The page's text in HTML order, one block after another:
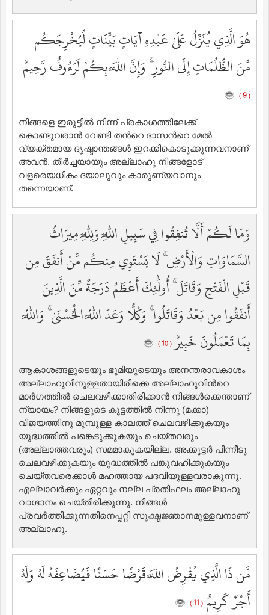
هُوَ الَّذِي يُنَزِّلُ عَلَىٰ عَبْدِهِ آيَاتٍ بَيِّنَاتٍ لِّيُخْرِجَكُم
مِّنَ الظُّلُمَاتِ إِلَى النُّورِ ۚ وَإِنَّ اللَّهَ بِكُمْ لَرَءُوفٌ رَّحِيمٌ
( 9 )
നിങ്ങളെ ഇരുട്ടില്‍ നിന്ന് പ്രകാശത്തിലേക്ക്
കൊണ്ടുവരാന്‍ വേണ്ടി തന്‍റെ ദാസന്‍റെ മേല്‍
വ്യക്തമായ ദൃഷ്ടാന്തങ്ങള്‍ ഇറക്കികൊടുക്കുന്നവനാണ്
അവന്‍. തീര്‍ച്ചയായും അല്ലാഹു നിങ്ങളോട്
വളരെയധികം ദയാലുവും കാരുണ്യവാനും
തന്നെയാണ്‌.
وَمَا لَكُمْ أَلَّا تُنفِقُوا فِي سَبِيلِ اللَّهِ وَلِلَّهِ مِيرَاثُ
السَّمَاوَاتِ وَالْأَرْضِ ۚ لَا يَسْتَوِي مِنكُم مَّنْ أَنفَقَ مِن
قَبْلِ الْفَتْحِ وَقَاتَلَ ۚ أُولَٰئِكَ أَعْظَمُ دَرَجَةً مِّنَ الَّذِينَ
أَنفَقُوا مِن بَعْدُ وَقَاتَلُوا ۚ وَكُلًّا وَعَدَ اللَّهُ الْحُسْنَىٰ ۚ وَاللَّهُ
بِمَا تَعْمَلُونَ خَبِيرٌ( 10 )
ആകാശങ്ങളുടെയും ഭൂമിയുടെയും അനന്തരാവകാശം
അല്ലാഹുവിനുള്ളതായിരിക്കെ അല്ലാഹുവിന്‍റെ
മാര്‍ഗത്തില്‍ ചെലവഴിക്കാതിരിക്കാന്‍ നിങ്ങള്‍ക്കെന്താണ്
ന്യായം? നിങ്ങളുടെ കൂട്ടത്തില്‍ നിന്നു (മക്കാ)
വിജയത്തിനു മുമ്പുള്ള കാലത്ത് ചെലവഴിക്കുകയും
യുദ്ധത്തില്‍ പങ്കെടുക്കുകയും ചെയ്തവരും
(അല്ലാത്തവരും) സമമാകുകയില്ല. അക്കൂട്ടര്‍ പിന്നീടു
ചെലവഴിക്കുകയും യുദ്ധത്തില്‍ പങ്കുവഹിക്കുകയും
ചെയ്തവരെക്കാള്‍ മഹത്തായ പദവിയുള്ളവരാകുന്നു.
എല്ലാവര്‍ക്കും ഏറ്റവും നല്ല പ്രതിഫലം അല്ലാഹു
വാഗ്ദാനം ചെയ്തിരിക്കുന്നു. നിങ്ങള്‍
പ്രവര്‍ത്തിക്കുന്നതിനെപ്പറ്റി സൂക്ഷ്മജ്ഞാനമുള്ളവനാണ്
അല്ലാഹു.
مَّن ذَا الَّذِي يُقْرِضُ اللَّهَ قَرْضًا حَسَنًا فَيُضَاعِفَهُ لَهُ وَلَهُ
أَجْرٌ كَرِيمٌ ( 11 )